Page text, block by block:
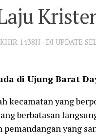
1438H · DI UPDATE
di Ujung Barat
kecamatan yang
berbatasan
yang